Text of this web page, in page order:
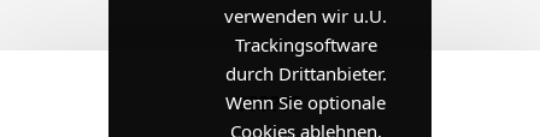
verwenden wir u.U.
Trackingsoftware
durch Drittanbieter.
Wenn Sie optionale
Cookies ablehnen,
??????